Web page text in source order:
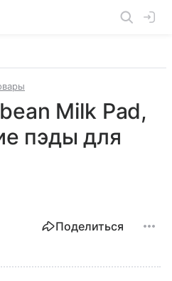
Milk Pad,
пэды для
Поделиться